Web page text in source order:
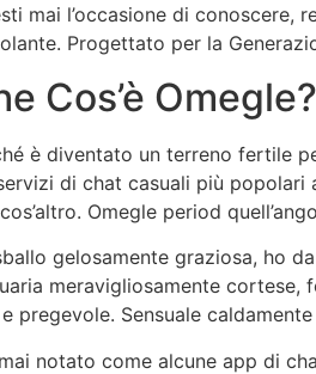
mai l’occasione di conoscere,
Progettato per la
Cos’è Omegle?
è diventato un terreno fertile
di chat casuali più popolari
Omegle period
gelosamente graziosa, ho
meravigliosamente
pregevole. Sensuale
notato come alcune app di